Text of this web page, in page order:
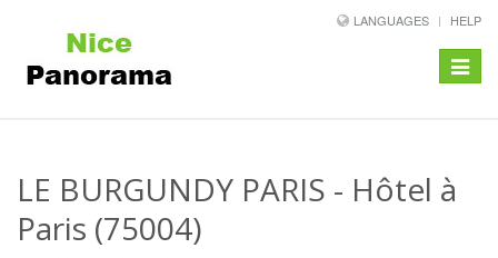
LANGUAGES HELP
Toggle
LE BURGUNDY PARIS - Hôtel à
Paris (75004)